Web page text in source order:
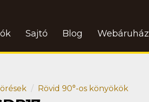
Sajtó Blog Webáruház
Rövid 90°-os könyökök